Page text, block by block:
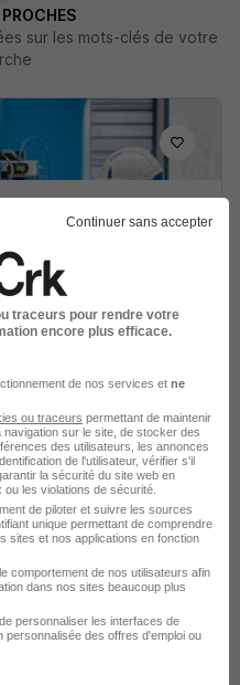
sur les mots-clés de votre
il y a 8 heures
H/F
- 30 000 € / an
Continuer sans accepter
traceurs pour rendre votre
encore plus efficace.
de nos services et ne
ou traceurs permettant de maintenir
sur le site, de stocker des
des utilisateurs, les annonces
de l'utilisateur, vérifier s'il
la sécurité du site web en
les violations de sécurité.
de piloter et suivre les sources
unique permettant de comprendre
sites et nos applications en fonction
comportement de nos utilisateurs afin
dans nos sites beaucoup plus
personnaliser les interfaces de
personnalisée des offres d'emploi ou